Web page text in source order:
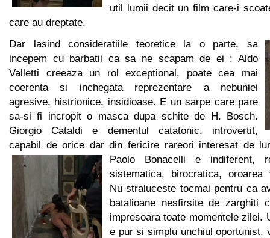
util lumii decit un film care-i
care au dreptate.
Dar lasind consideratiile teoretice la o parte, sa
incepem cu barbatii ca sa ne scapam de ei : Aldo
Valletti creeaza un rol exceptional, poate cea mai
coerenta si inchegata reprezentare a nebuniei
agresive, histrionice, insidioase. E un sarpe care pare
sa-si fi incropit o masca dupa schite de H. Bosch.
Giorgio Cataldi e dementul catatonic, introvertit,
capabil de orice dar din fericire rareori interesat de
Paolo Bonacelli e indiferent,
sistematica, birocratica, oroarea
Nu straluceste tocmai pentru ca
batalioane nesfirsite de zarghiti
impresoara toate momentele zilei.
e pur si simplu unchiul oportunist,